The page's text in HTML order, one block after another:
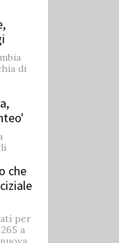
di
che
per
a